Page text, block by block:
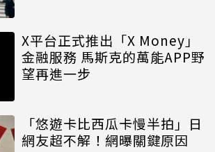
X平台正式推出「X Money」
金融服務 馬斯克的萬能APP野
望再進一步
「悠遊卡比西瓜卡慢半拍」日
網友超不解！網曝關鍵原因